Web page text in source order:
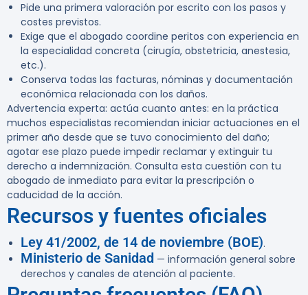
Pide una primera valoración por escrito con los pasos y
costes previstos.
Exige que el abogado coordine peritos con experiencia en
la especialidad concreta (cirugía, obstetricia, anestesia,
etc.).
Conserva todas las facturas, nóminas y documentación
económica relacionada con los daños.
Advertencia experta: actúa cuanto antes: en la práctica
muchos especialistas recomiendan iniciar actuaciones en el
primer año desde que se tuvo conocimiento del daño;
agotar ese plazo puede impedir reclamar y extinguir tu
derecho a indemnización. Consulta esta cuestión con tu
abogado de inmediato para evitar la prescripción o
caducidad de la acción.
Recursos y fuentes oficiales
Ley 41/2002, de 14 de noviembre (BOE).
Ministerio de Sanidad — información general sobre
derechos y canales de atención al paciente.